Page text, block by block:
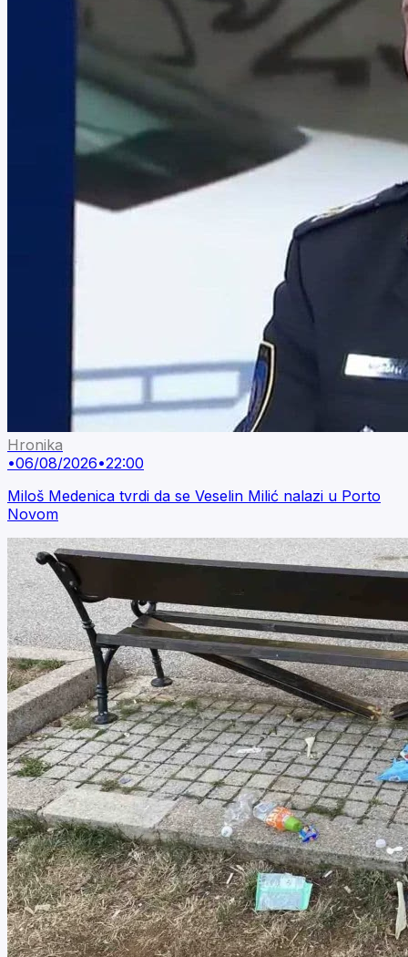
Hronika
•06/08/2026•22:00
Miloš Medenica tvrdi da se Veselin Milić nalazi u Porto
Novom